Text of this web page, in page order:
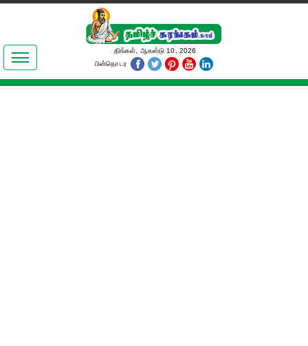
இலக்கியங்கள்
தமிழ் உலகம்
திங்கள், ஆகஸ்டு 10, 2026
பின்தொடர